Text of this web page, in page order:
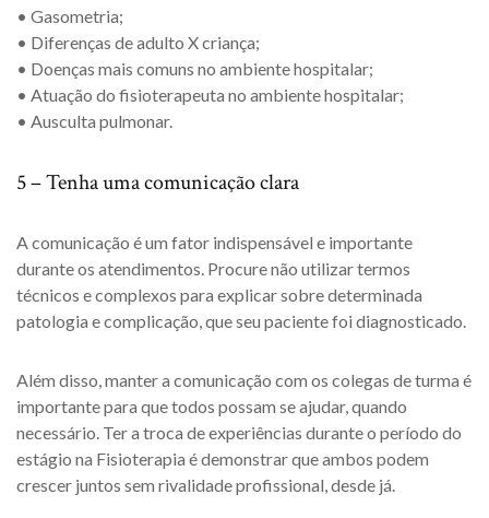
• Gasometria;
• Diferenças de adulto X criança;
• Doenças mais comuns no ambiente hospitalar;
• Atuação do fisioterapeuta no ambiente hospitalar;
• Ausculta pulmonar.
5 – Tenha uma comunicação clara
A comunicação é um fator indispensável e importante
durante os atendimentos. Procure não utilizar termos
técnicos e complexos para explicar sobre determinada
patologia e complicação, que seu paciente foi diagnosticado.
Além disso, manter a comunicação com os colegas de turma é
importante para que todos possam se ajudar, quando
necessário. Ter a troca de experiências durante o período do
estágio na Fisioterapia é demonstrar que ambos podem
crescer juntos sem rivalidade profissional, desde já.